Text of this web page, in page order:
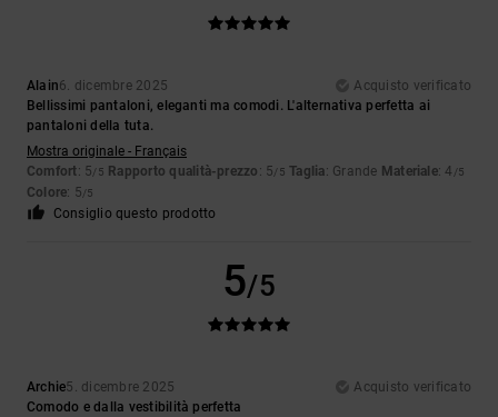
Alain6. dicembre 2025
Acquisto verificato
Bellissimi pantaloni, eleganti ma comodi. L'alternativa perfetta ai
pantaloni della tuta.
Mostra originale - Français
Comfort: 5/5 Rapporto qualità-prezzo : 5/5 Taglia: Grande Materiale: 4 /5
Colore: 5/5
Consiglio questo prodotto
5/5
Archie5. dicembre 2025
Acquisto verificato
Comodo e dalla vestibilità perfetta